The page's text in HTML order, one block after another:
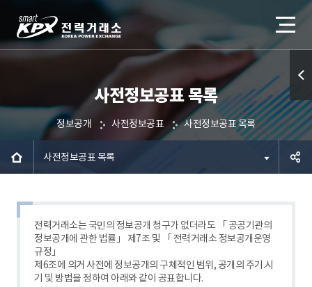
사전정보공표 목록
정보공개 사전정보공표 사전정보공표 목록
사전정보공표 목록
전력거래소는 국민의 정보공개 청구가 없더라도 「 공공기관의
정보공개에 관한 법률」 제7조 및 「 전력거래소 정보공개운영
규정」
제6조에 의거 사전에 정보공개의 구체적인 범위, 공개의 주기.시
기 및 방법을 정하여 아래와 같이 공표합니다.
퀵메
뉴 열
기